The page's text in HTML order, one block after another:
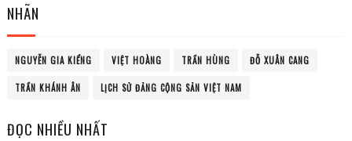
NHÃN
NGUYỄN GIA KIỂNG VIỆT HOÀNG TRẦN HÙNG ĐỖ XUÂN CANG
TRẦN KHÁNH ÂN LỊCH SỬ ĐẢNG CỘNG SẢN VIỆT NAM
ĐỌC NHIỀU NHẤT